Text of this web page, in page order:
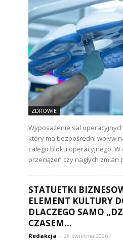
ZDROWIE
Wyposażenie sal
który ma bezpośredni wpływ
całego bloku operacyjnego.
przeciążeń czy nagłych zmian
STATUETKI
ELEMENT KULTURY
DLACZEGO SAMO
CZASEM...
Redakcja - 28 kwietnia 2026